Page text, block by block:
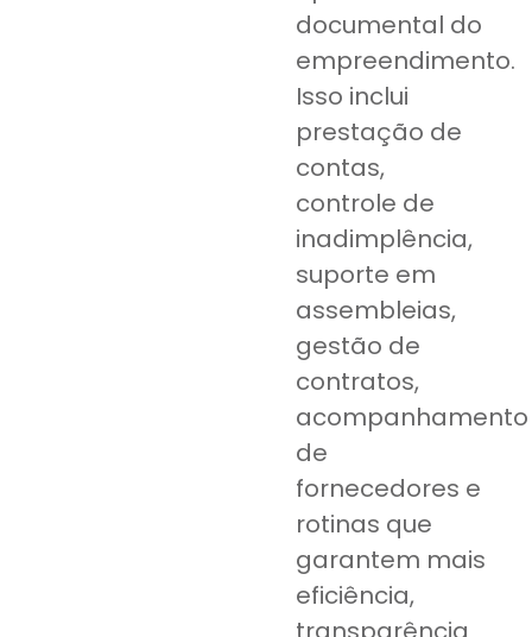
documental do
empreendimento.
Isso inclui
prestação de
contas,
controle de
inadimplência,
suporte em
assembleias,
gestão de
contratos,
acompanhamento
de
fornecedores e
rotinas que
garantem mais
eficiência,